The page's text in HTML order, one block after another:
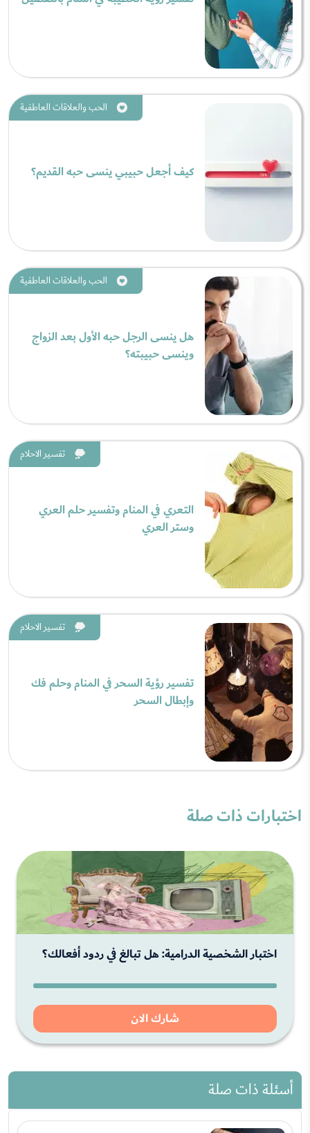
الحب والعلاقات العاطفية
كيف أجعل حبيبي ينسى حبه القديم؟
الحب والعلاقات العاطفية
هل ينسى الرجل حبه الأول بعد الزواج
وينسى حبيبته؟
تفسير الاحلام
التعري في المنام وتفسير حلم العري
وستر العري
تفسير الاحلام
تفسير رؤية السحر في المنام وحلم فك
وإبطال السحر
اختبارات ذات صلة
اختبار الشخصية الدرامية: هل تبالغ في ردود أفعالك؟
شارك الان
أسئلة ذات صلة